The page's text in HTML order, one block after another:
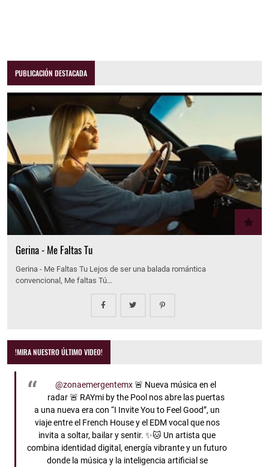
PUBLICACIÓN DESTACADA
Gerina - Me Faltas Tu
Gerina - Me Faltas Tu Lejos de ser una balada romántica
convencional, Me faltas Tú…
!MIRA NUESTRO ÚLTIMO VIDEO!
@zonaemergentemx🚨 Nueva música en el
radar 🚨 RAYmi by the Pool nos abre las puertas
a una nueva era con “I Invite You to Feel Good”, un
viaje entre el French House y el EDM vocal que nos
invita a soltar, bailar y sentir. ✨🐱 Un artista que
combina identidad digital, energía vibrante y un futuro
donde la música y la inteligencia artificial se